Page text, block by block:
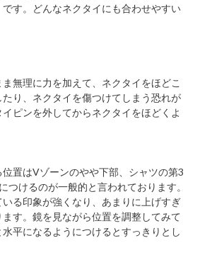
す。どんなネクタイにも合わせやすい
無理に力を加えて、ネクタイをほどこ
り、ネクタイを傷つけてしまう恐れが
ピンを外してからネクタイをほどくよ
置はVゾーンのやや下部、シャツの第3
つけるのが一般的と言われております。
いる印象が強くなり、あまりに上げすぎ
す。鏡を見ながら位置を調整してみて
平になるようにつけるとすっきりとし